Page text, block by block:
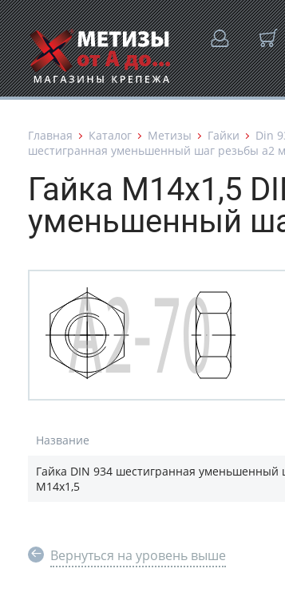
Главная Каталог Метизы Гайки Din
шестигранная уменьшенный шаг резьбы а2
Гайка М14х1,5
уменьшенный
Название
Гайка DIN 934 шестигранная уменьшенный
М14х1,5
Вернуться на уровень выше